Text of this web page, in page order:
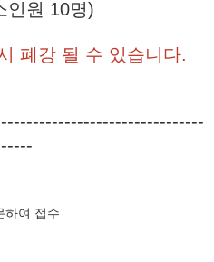
인원 10명)
폐강 될 수 있습니다.
하여 접수